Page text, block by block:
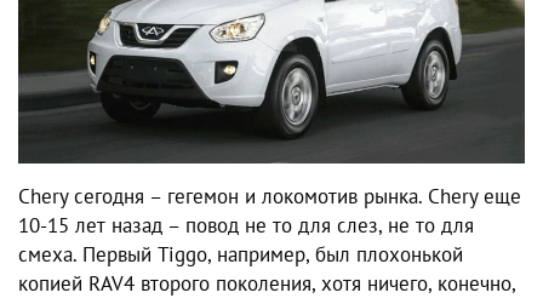
Chery сегодня – гегемон и локомотив рынка. Chery еще
10-15 лет назад – повод не то для слез, не то для
смеха. Первый Tiggo, например, был плохонькой
копией RAV4 второго поколения, хотя ничего, конечно,